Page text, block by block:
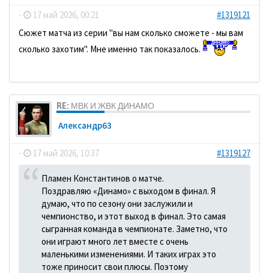
- 17 май 2026, 00:21
#1319121
Сюжет матча из серии "вы нам сколько сможете - мы вам
сколько захотим". Мне именно так показалось.
RE: МВК И ЖВК ДИНАМО
Александр63
- 17 май 2026, 10:37 #1319127
Пламен Константинов о матче.
Поздравляю «Динамо» с выходом в финал. Я
думаю, что по сезону они заслужили и
чемпионство, и этот выход в финал. Это самая
сыгранная команда в чемпионате. Заметно, что
они играют много лет вместе с очень
маленькими изменениями. И таких играх это
тоже приносит свои плюсы. Поэтому